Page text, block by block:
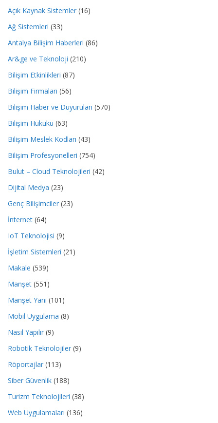
Açık Kaynak Sistemler (16)
Ağ Sistemleri (33)
Antalya Bilişim Haberleri (86)
Ar&ge ve Teknoloji (210)
Bilişim Etkinlikleri (87)
Bilişim Firmaları (56)
Bilişim Haber ve Duyuruları (570)
Bilişim Hukuku (63)
Bilişim Meslek Kodları (43)
Bilişim Profesyonelleri (754)
Bulut – Cloud Teknolojileri (42)
Dijital Medya (23)
Genç Bilişimciler (23)
İnternet (64)
IoT Teknolojisi (9)
İşletim Sistemleri (21)
Makale (539)
Manşet (551)
Manşet Yanı (101)
Mobil Uygulama (8)
Nasıl Yapılır (9)
Robotik Teknolojiler (9)
Röportajlar (113)
Siber Güvenlik (188)
Turizm Teknolojileri (38)
Web Uygulamaları (136)